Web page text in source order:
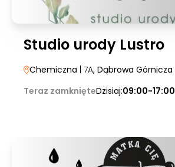
Studio urody Lustro
Chemiczna | 7A, Dąbrowa Górnicza
Teraz zamknięteDzisiaj:09:00-17:00